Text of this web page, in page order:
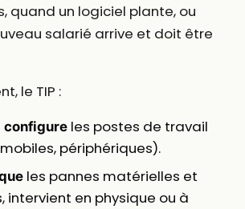
quand un logiciel plante, ou
salarié arrive et doit être
le TIP :
configureles postes de travail
mobiles, périphériques).
les pannes matérielles et
intervient en physique ou à